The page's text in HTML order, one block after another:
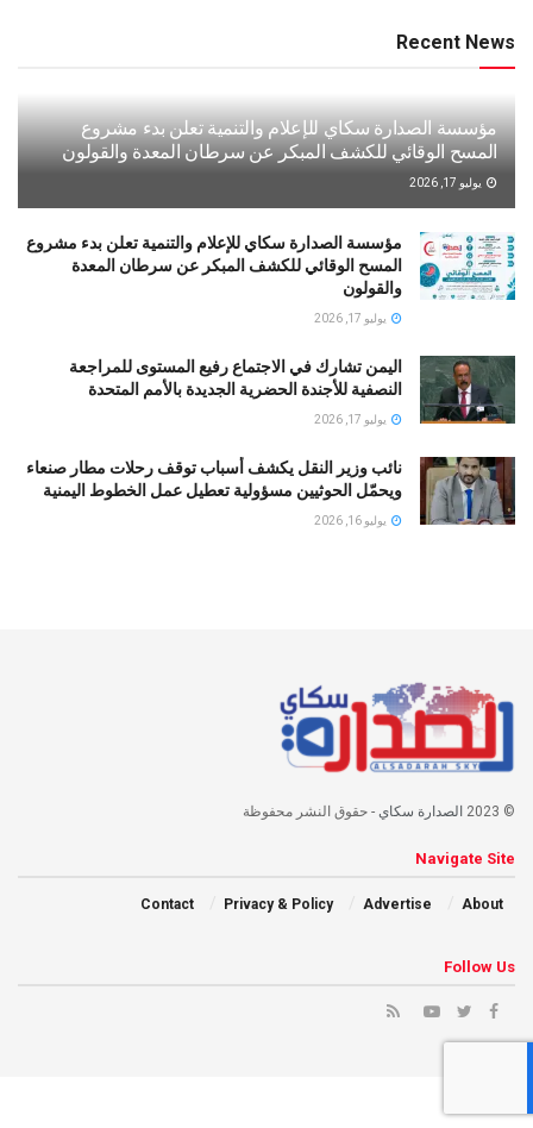
Recent News
مؤسسة الصدارة سكاي للإعلام والتنمية تعلن بدء مشروع
المسح الوقائي للكشف المبكر عن سرطان المعدة والقولون
يوليو 17, 2026
مؤسسة الصدارة سكاي للإعلام والتنمية تعلن بدء مشروع
المسح الوقائي للكشف المبكر عن سرطان المعدة
والقولون
يوليو 17, 2026
اليمن تشارك في الاجتماع رفيع المستوى للمراجعة
النصفية للأجندة الحضرية الجديدة بالأمم المتحدة
يوليو 17, 2026
نائب وزير النقل يكشف أسباب توقف رحلات مطار صنعاء
ويحمّل الحوثيين مسؤولية تعطيل عمل الخطوط اليمنية
يوليو 16, 2026
© 2023 الصدارة سكاي- حقوق النشر محفوظة
Navigate Site
About
Advertise
Privacy & Policy
Contact
Follow Us